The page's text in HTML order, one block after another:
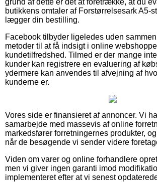
butikkens omtaler af Forstørrelsesark A5-
lægger din bestilling.
Facebook tilbyder ligeledes uden
metoder til at få indsigt i online
kundetilfredshed. Tilmed er der mange
kunder kan registrere en evaluering af
ydermere kan anvendes til afvejning af
kunderne er.
Vores side er finansieret af annoncer. Vi
samarbejde med massevis af online
markedsfører forretningernes produkter,
når de besøgende vi sender videre
Viden om varer og online forhandlere
men vi giver ingen garanti imod
implementeret efter at vi senest